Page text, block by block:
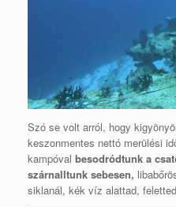
Szó se volt arról, hogy
keszonmentes nettó merülési
kampóval besodródtunk a
szárnalltunk sebesen,
siklanál, kék víz alattad,